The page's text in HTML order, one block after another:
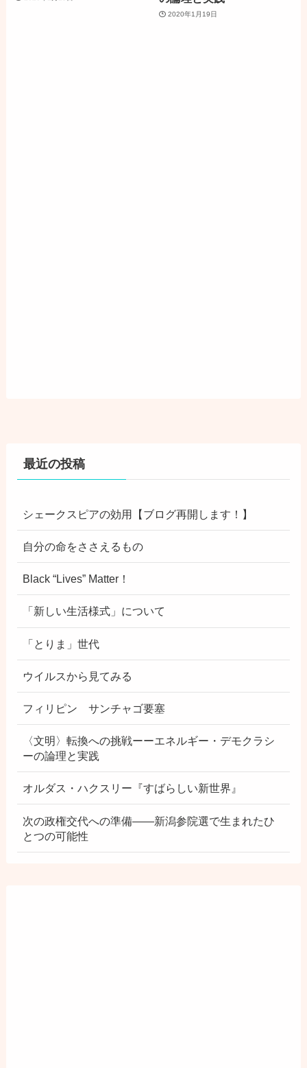
2020年1月19日
最近の投稿
シェークスピアの効用【ブログ再開します！】
自分の命をささえるもの
Black “Lives” Matter！
「新しい生活様式」について
「とりま」世代
ウイルスから見てみる
フィリピン サンチャゴ要塞
〈文明〉転換への挑戦ーーエネルギー・デモクラシ
ーの論理と実践
オルダス・ハクスリー『すばらしい新世界』
次の政権交代への準備――新潟参院選で生まれたひ
とつの可能性